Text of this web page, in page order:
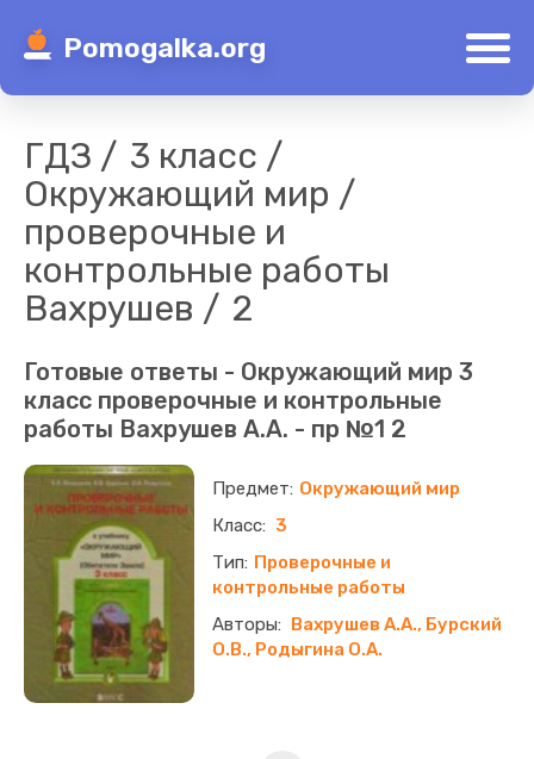
Pomogalka.org
ГДЗ
3 класс
Окружающий мир
проверочные и
контрольные работы
Вахрушев
2
Готовые ответы - Окружающий мир 3
класс проверочные и контрольные
работы Вахрушев А.А. - пр №1 2
Окружающий мир
3
Проверочные и
контрольные работы
Вахрушев А.А., Бурский
О.В., Родыгина О.А.